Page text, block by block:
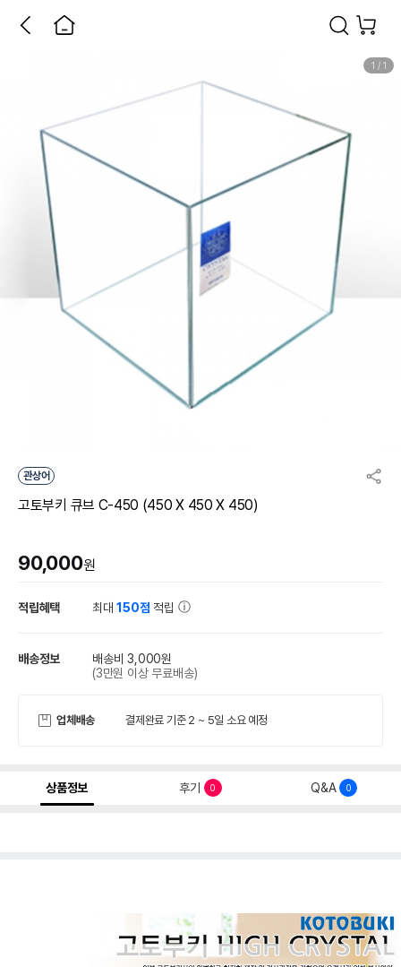
1 / 1
관상어
고토부키 큐브 C-450 (450 X 450 X 450)
90,000원
적립혜택 최대150점 적립
배송정보
배송비 3,000원
(3만원 이상 무료배송)
업체배송 결제완료 기준 2 ~ 5일 소요 예정
상품정보 후기 0 Q&A 0